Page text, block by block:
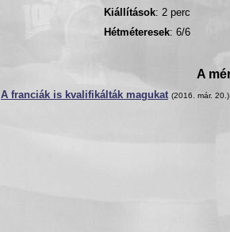
Kiállítások: 2 perc
Hétméteresek: 6/6
A
A franciák is kvalifikálták magukat (2016. már. 20.)